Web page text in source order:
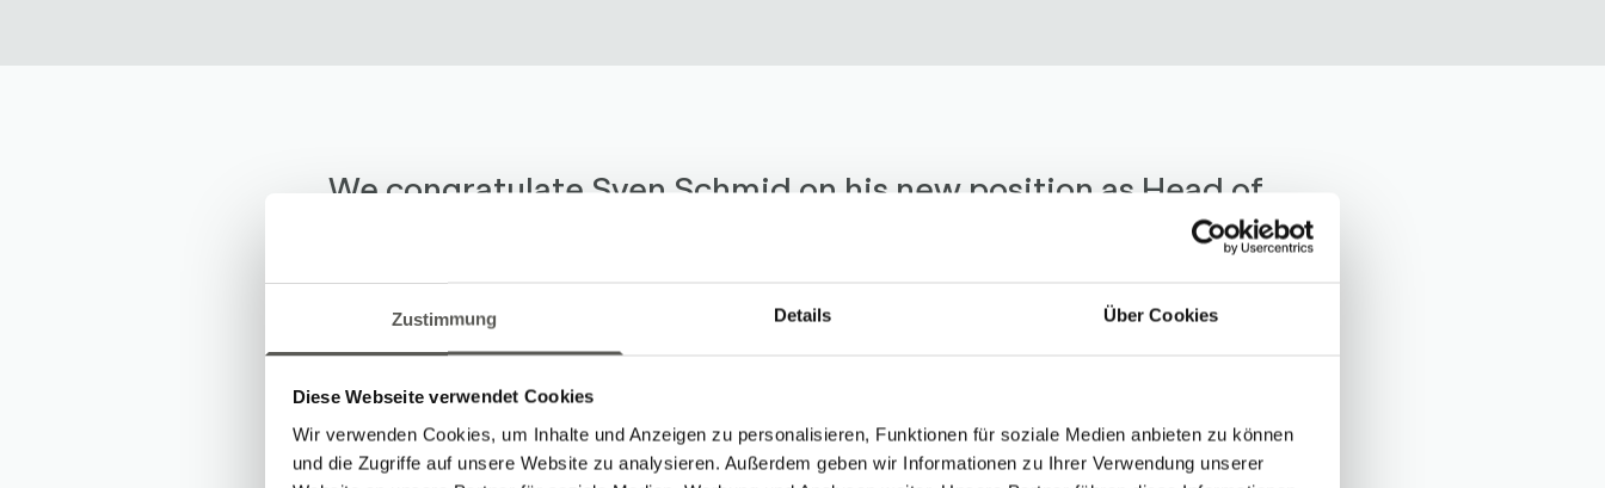
Zustimmung Details Über Cookies
Diese Webseite verwendet Cookies
Wir verwenden Cookies, um Inhalte und Anzeigen zu personalisieren, Funktionen für soziale Medien anbieten zu können
und die Zugriffe auf unsere Website zu analysieren. Außerdem geben wir Informationen zu Ihrer Verwendung unserer
We congratulate Sven Schmid on his new position as Head of
For 18 years, he has been supporting Robotec Solutions competently in the field of
engineering control & software, as well as in apprentice training. We are very
pleased that we were able to win Sven Schmid for this new position. With his many
years of experience, he now competently supports our customers in the areas of